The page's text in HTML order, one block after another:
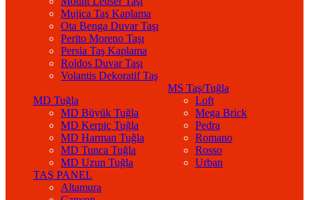
Mujica Taş Kaplama
Ota Benga Duvar Taşı
Perito Moreno Taşı
Persia Taş Kaplama
Roldos Duvar Taşı
Volantis Dekoratif Taş
MD Tuğla
MD Büyük Tuğla
MD Kerpiç Tuğla
MD Harman Tuğla
MD Tunca Tuğla
MD Uzun Tuğla
MS Taş/Tuğla
Loft
Mega Brick
Pedra
Romano
Rosso
Urban
TAŞ PANEL
Altamura